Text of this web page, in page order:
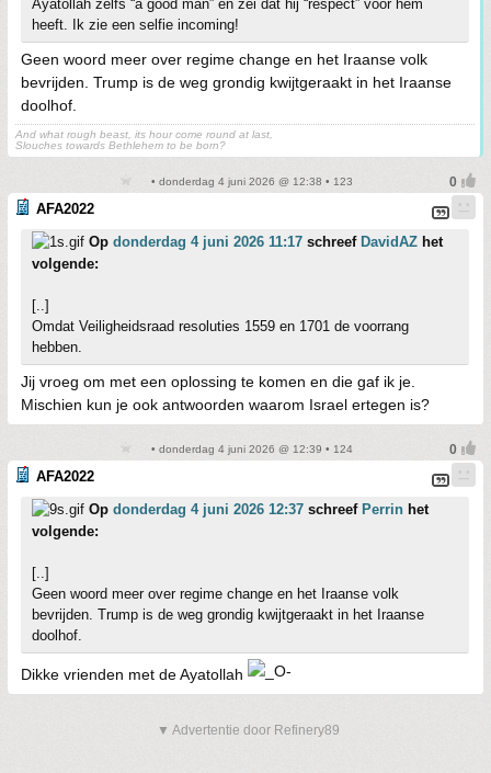
Ayatollah zelfs “a good man” en zei dat hij “respect” voor hem
heeft. Ik zie een selfie incoming!
Geen woord meer over regime change en het Iraanse volk
bevrijden. Trump is de weg grondig kwijtgeraakt in het Iraanse
doolhof.
And what rough beast, its hour come round at last,
Slouches towards Bethlehem to be born?
• donderdag 4 juni 2026 @ 12:38 • 123
AFA2022
Op donderdag 4 juni 2026 11:17 schreef DavidAZ het
volgende:
[..]
Omdat Veiligheidsraad resoluties 1559 en 1701 de voorrang
hebben.
Jij vroeg om met een oplossing te komen en die gaf ik je.
Mischien kun je ook antwoorden waarom Israel ertegen is?
• donderdag 4 juni 2026 @ 12:39 • 124
AFA2022
Op donderdag 4 juni 2026 12:37 schreef Perrin het
volgende:
[..]
Geen woord meer over regime change en het Iraanse volk
bevrijden. Trump is de weg grondig kwijtgeraakt in het Iraanse
doolhof.
Dikke vrienden met de Ayatollah
▼ Advertentie door Refinery89